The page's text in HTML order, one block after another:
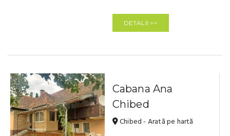
DETALII >>
Cabana Ana
Chibed
Chibed - Arată pe hartă